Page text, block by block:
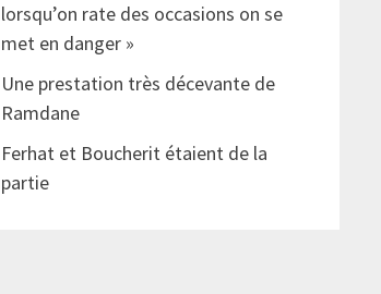
lorsqu’on rate des occasions on se
met en danger »
Une prestation très décevante de
Ramdane
Ferhat et Boucherit étaient de la
partie